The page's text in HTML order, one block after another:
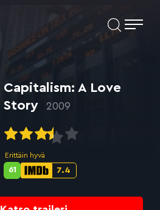
Capitalism: A Love
Story
2009
Erittäin hyvä
IMDb-
7.4
Metascore-
61